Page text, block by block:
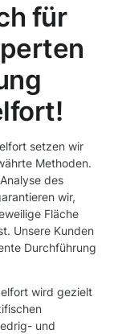
für
setzen wir
Methoden.
des
wir,
Fläche
Unsere Kunden
Durchführung
wird gezielt
und